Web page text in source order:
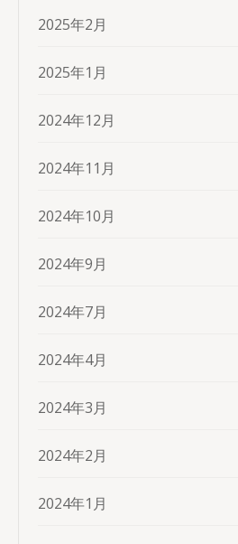
2025年2月
2025年1月
2024年12月
2024年11月
2024年10月
2024年9月
2024年7月
2024年4月
2024年3月
2024年2月
2024年1月